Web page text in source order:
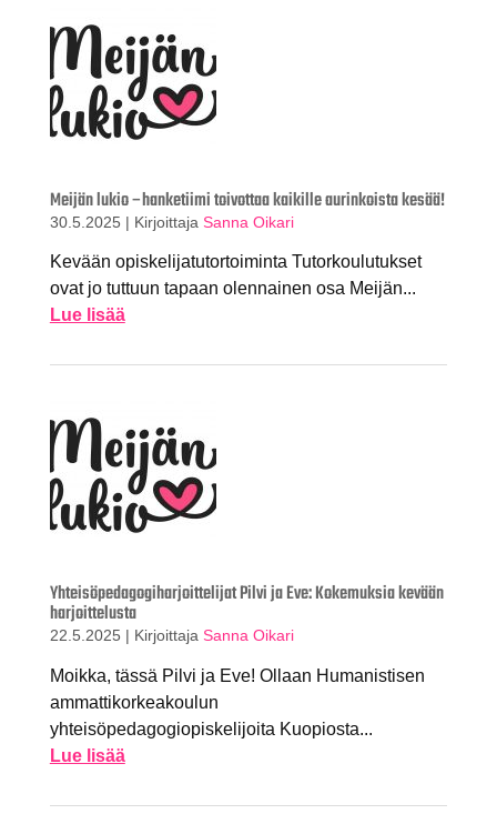
Meijän lukio –hanketiimi toivottaa kaikille aurinkoista kesää!
30.5.2025 | Kirjoittaja Sanna Oikari
Kevään opiskelijatutortoiminta Tutorkoulutukset
ovat jo tuttuun tapaan olennainen osa Meijän...
Lue lisää
Yhteisöpedagogiharjoittelijat Pilvi ja Eve: Kokemuksia kevään
harjoittelusta
22.5.2025 | Kirjoittaja Sanna Oikari
Moikka, tässä Pilvi ja Eve! Ollaan Humanistisen
ammattikorkeakoulun
yhteisöpedagogiopiskelijoita Kuopiosta...
Lue lisää